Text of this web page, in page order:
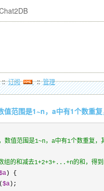
订阅 ::管理
范围是1~n，a中有1个数重
值范围是1~n，a中有1个数重复，
组的和减去1+2+3+...+n的和，得到
($a